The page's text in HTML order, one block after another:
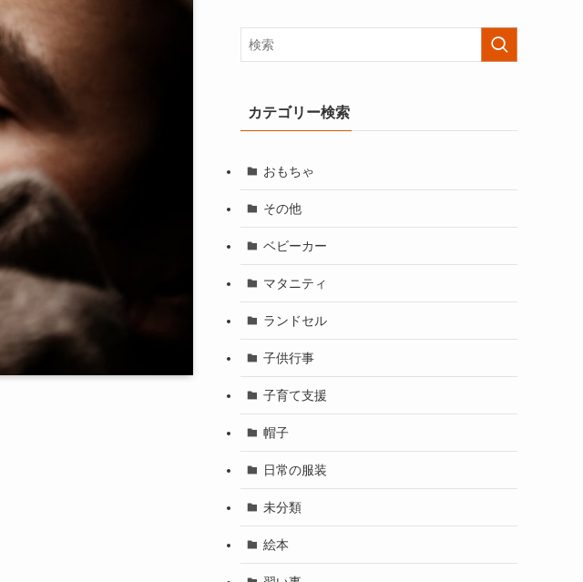
カテゴリー検索
おもちゃ
その他
ベビーカー
マタニティ
ランドセル
子供行事
子育て支援
帽子
日常の服装
未分類
絵本